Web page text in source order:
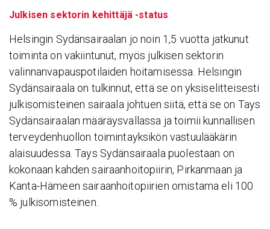
Julkisen sektorin kehittäjä -status
Helsingin Sydänsairaalan jo noin 1,5 vuotta jatkunut
toiminta on vakiintunut, myös julkisen sektorin
valinnanvapauspotilaiden hoitamisessa. Helsingin
Sydänsairaala on tulkinnut, että se on yksiselitteisesti
julkisomisteinen sairaala johtuen siitä, että se on Tays
Sydänsairaalan määräysvallassa ja toimii kunnallisen
terveydenhuollon toimintayksikön vastuulääkärin
alaisuudessa. Tays Sydänsairaala puolestaan on
kokonaan kahden sairaanhoitopiirin, Pirkanmaan ja
Kanta-Hämeen sairaanhoitopiirien omistama eli 100
% julkisomisteinen.